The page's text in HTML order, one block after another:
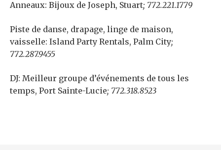
Anneaux: Bijoux de Joseph, Stuart; 772.221.1779
Piste de danse, drapage, linge de maison,
vaisselle: Island Party Rentals, Palm City;
772.287.9455
DJ: Meilleur groupe d’événements de tous les
temps, Port Sainte-Lucie; 772.318.8523